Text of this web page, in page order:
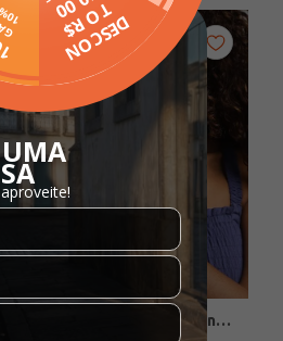
Relógio +Acessório Condor Feminino DOURADO